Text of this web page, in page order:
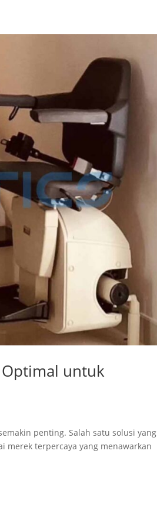
Optimal untuk
penting. Salah satu solusi yang
merek terpercaya yang menawarkan